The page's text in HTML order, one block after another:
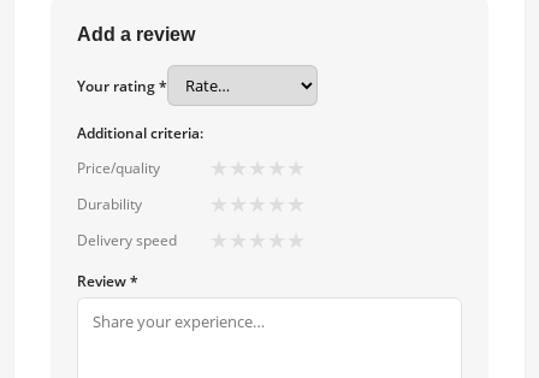
Add a review
Your rating *
Additional criteria:
Price/quality
★ ★ ★ ★ ★
Durability ★ ★ ★ ★ ★
Delivery speed ★ ★ ★ ★ ★
Review *